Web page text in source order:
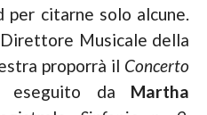
per citarne solo alcune.
Musicale della
proporrà il Concerto
eseguito da Martha